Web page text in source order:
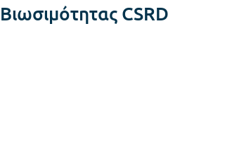
Βιωσιμότητας CSRD